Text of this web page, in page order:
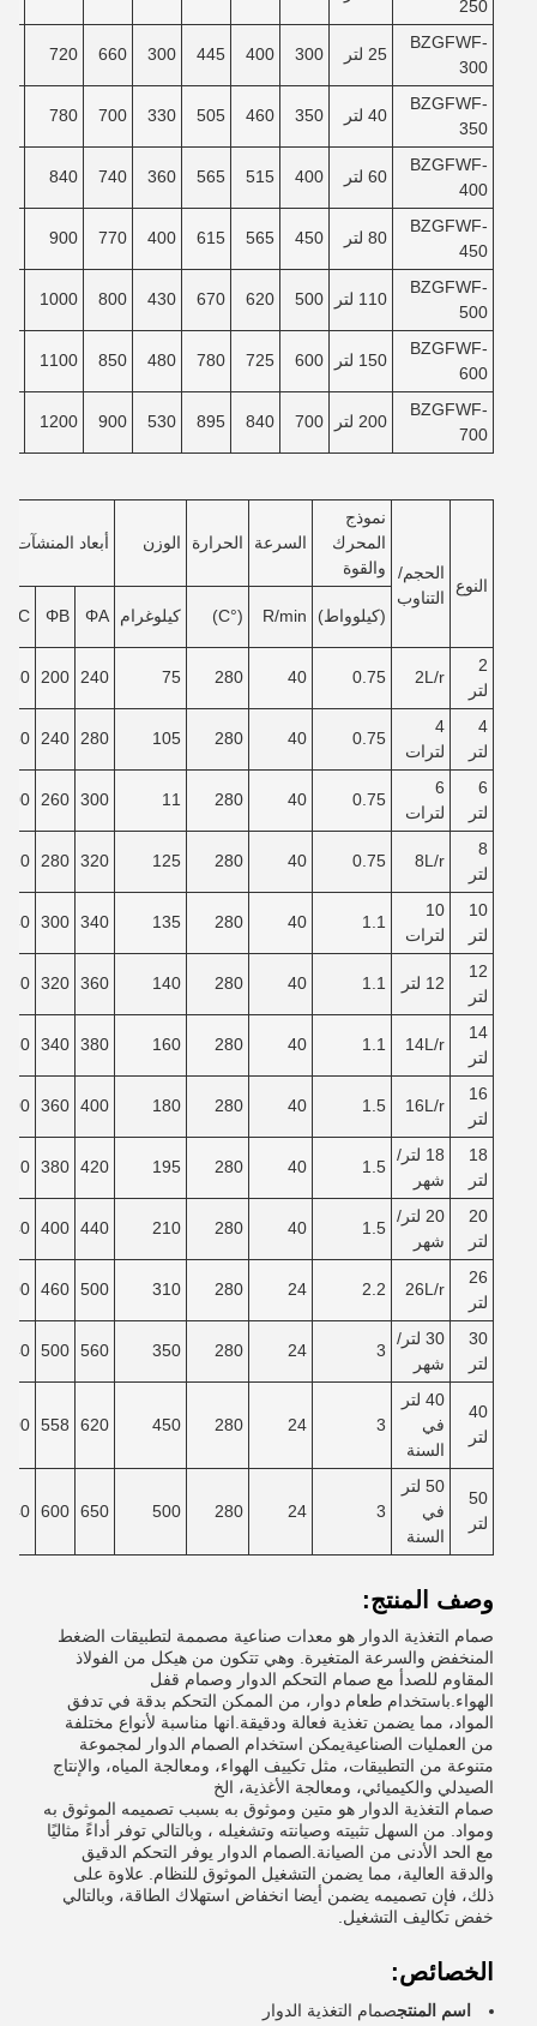
250
BZGFWF-
300
25 لتر 300
400
445
300
660
720
BZGFWF-
350
40 لتر 350
460
505
330
700
780
BZGFWF-
400
60 لتر 400
515
565
360
740
840
BZGFWF-
450
80 لتر 450
565
615
400
770
900
BZGFWF-
500
110 لتر 500
620
670
430
800
1000
BZGFWF-
600
150 لتر 600
725
780
480
850
1100
BZGFWF-
700
200 لتر 700
840
895
530
900
1200
النوع
الحجم/
التناوب
نموذج
المحرك
والقوة
السرعة الحرارة الوزن أبعاد المنشآت
(كيلوواط) R/min
(°C) كيلوغرام ΦA
ΦB
ΦC
2
لتر
2L/r
0.75
40
280
75
240
200
150
4
لتر
4
لترات
0.75
40
280
105
280
240
180
6
لتر
6
لترات
0.75
40
280
11
300
260
200
8
لتر
8L/r
0.75
40
280
125
320
280
220
10
لتر
10
لترات
1.1
40
280
135
340
300
240
12
لتر
12 لتر 1.1
40
280
140
360
320
260
14
لتر
14L/r
1.1
40
280
160
380
340
280
16
لتر
16L/r
1.5
40
280
180
400
360
300
18
لتر
18 لتر/
شهر
1.5
40
280
195
420
380
320
20
لتر
20 لتر/
شهر
1.5
40
280
210
440
400
340
26
لتر
26L/r
2.2
24
280
310
500
460
400
30
لتر
30 لتر/
شهر
3
24
280
350
560
500
440
40
لتر
40 لتر
في
السنة
3
24
280
450
620
558
500
50
لتر
50 لتر
في
السنة
3
24
280
500
650
600
540
وصف المنتج:
صمام التغذية الدوار هو معدات صناعية مصممة لتطبيقات الضغط
المنخفض والسرعة المتغيرة. وهي تتكون من هيكل من الفولاذ
المقاوم للصدأ مع صمام التحكم الدوار وصمام قفل
الهواء.باستخدام طعام دوار، من الممكن التحكم بدقة في تدفق
المواد، مما يضمن تغذية فعالة ودقيقة.انها مناسبة لأنواع مختلفة
من العمليات الصناعيةيمكن استخدام الصمام الدوار لمجموعة
متنوعة من التطبيقات، مثل تكييف الهواء، ومعالجة المياه، والإنتاج
الصيدلي والكيميائي، ومعالجة الأغذية، الخ
صمام التغذية الدوار هو متين وموثوق به بسبب تصميمه الموثوق به
ومواد. من السهل تثبيته وصيانته وتشغيله ، وبالتالي توفر أداءً مثاليًا
مع الحد الأدنى من الصيانة.الصمام الدوار يوفر التحكم الدقيق
والدقة العالية، مما يضمن التشغيل الموثوق للنظام. علاوة على
ذلك، فإن تصميمه يضمن أيضا انخفاض استهلاك الطاقة، وبالتالي
خفض تكاليف التشغيل.
الخصائص:
اسم المنتجصمام التغذية الدوار